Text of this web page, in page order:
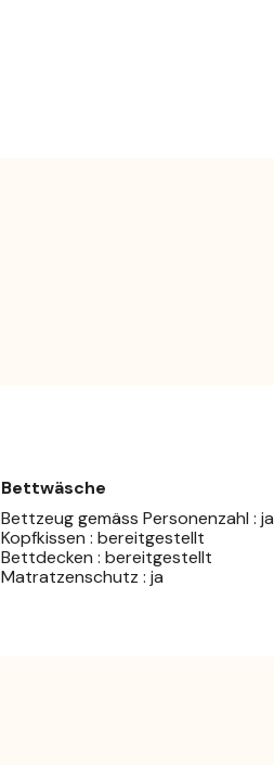
Bettwäsche
Bettzeug gemäss Personenzahl : ja
Kopfkissen : bereitgestellt
Bettdecken : bereitgestellt
Matratzenschutz : ja